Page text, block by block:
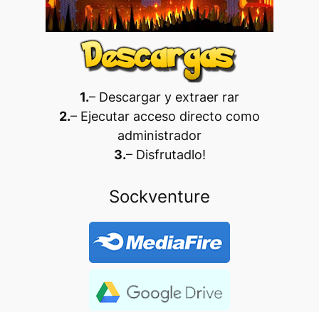
1.– Descargar y extraer rar
2.– Ejecutar acceso directo como
administrador
3.– Disfrutadlo!
Sockventure